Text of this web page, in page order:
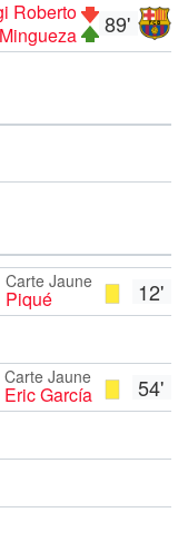
89'
Roberto
12'
Carte Jaune
Piqué
54'
Carte Jaune
Eric García